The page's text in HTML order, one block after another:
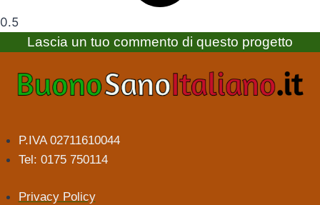
Lascia un tuo commento di questo progetto
P.IVA 02711610044
Tel: 0175 750114
Privacy Policy